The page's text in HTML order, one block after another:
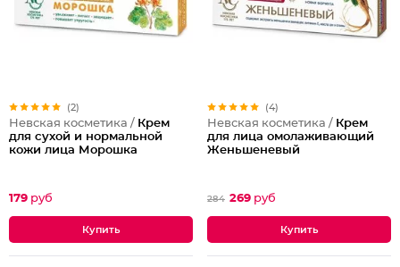
(2)
Невская косметика / Крем
для сухой и нормальной
кожи лица Морошка
179 руб
(4)
Невская косметика / Крем
для лица омолаживающий
Женьшеневый
284 269 руб